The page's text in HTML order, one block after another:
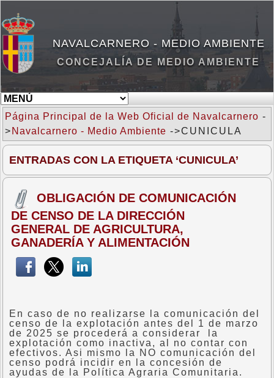
NAVALCARNERO - MEDIO AMBIENTE
CONCEJALÍA DE MEDIO AMBIENTE
Página Principal de la Web Oficial de Navalcarnero -
> Navalcarnero - Medio Ambiente ->CUNICULA
ENTRADAS CON LA ETIQUETA ‘CUNICULA’
OBLIGACIÓN DE COMUNICACIÓN
DE CENSO DE LA DIRECCIÓN
GENERAL DE AGRICULTURA,
GANADERÍA Y ALIMENTACIÓN
En caso de no realizarse la comunicación del
censo de la explotación antes del 1 de marzo
de 2025 se procederá a considerar la
explotación como inactiva, al no contar con
efectivos. Asi mismo la NO comunicación del
censo podrá incidir en la concesión de
ayudas de la Política Agraria Comunitaria.